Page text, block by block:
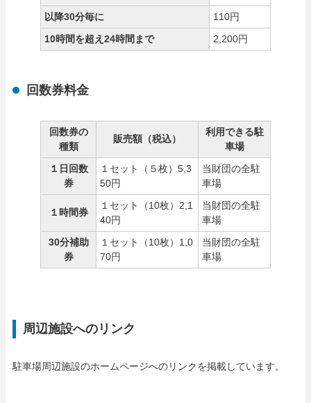
以降30分毎に
110円
10時間を超え24時間まで
2,200円
回数券料金
回数券の
種類
販売額（税込）
利用できる駐
車場
１日回数
券
１セット（５枚）5,3
50円
当財団の全駐
車場
１時間券
１セット（10枚）2,1
40円
当財団の全駐
車場
30分補助
券
１セット（10枚）1,0
70円
当財団の全駐
車場
周辺施設へのリンク
駐車場周辺施設のホームページへのリンクを掲載しています。